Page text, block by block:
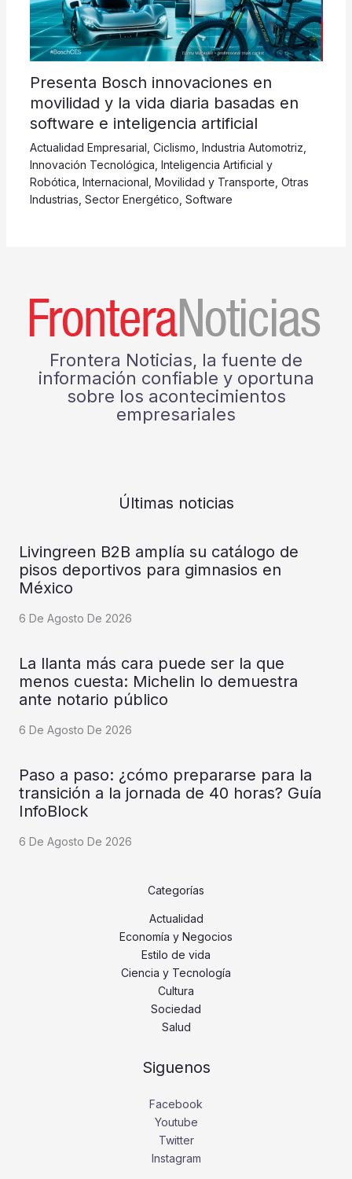
Presenta Bosch innovaciones en
movilidad y la vida diaria basadas en
software e inteligencia artificial
Actualidad Empresarial Ciclismo Industria Automotriz
Innovación Tecnológica Inteligencia Artificial y
Robótica Internacional Movilidad y Transporte Otras
Industrias Sector Energético Software
Frontera Noticias, la fuente de
información confiable y oportuna
sobre los acontecimientos
empresariales
Últimas noticias
Livingreen B2B amplía su catálogo de
pisos deportivos para gimnasios en
México
6 De Agosto De 2026
La llanta más cara puede ser la que
menos cuesta: Michelin lo demuestra
ante notario público
6 De Agosto De 2026
Paso a paso: ¿cómo prepararse para la
transición a la jornada de 40 horas? Guía
InfoBlock
6 De Agosto De 2026
Categorías
Actualidad
Economía y Negocios
Estilo de vida
Ciencia y Tecnología
Cultura
Sociedad
Salud
Siguenos
Facebook
Youtube
Twitter
Instagram